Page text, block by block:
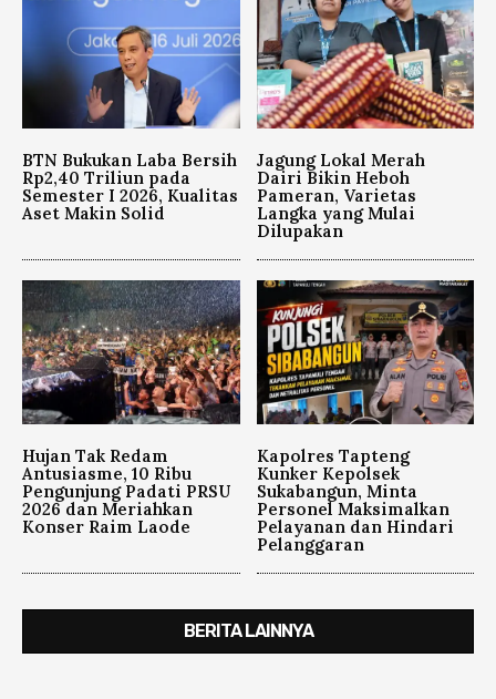
BTN Bukukan Laba Bersih
Rp2,40 Triliun pada
Semester I 2026, Kualitas
Aset Makin Solid
Jagung Lokal Merah
Dairi Bikin Heboh
Pameran, Varietas
Langka yang Mulai
Dilupakan
Hujan Tak Redam
Antusiasme, 10 Ribu
Pengunjung Padati PRSU
2026 dan Meriahkan
Konser Raim Laode
Kapolres Tapteng
Kunker Kepolsek
Sukabangun, Minta
Personel Maksimalkan
Pelayanan dan Hindari
Pelanggaran
BERITA LAINNYA